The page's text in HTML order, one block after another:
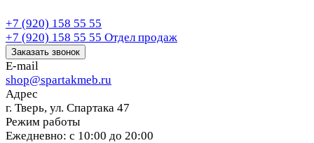
+7 (920) 158 55 55
+7 (920) 158 55 55 Отдел продаж
Заказать звонок
E-mail
shop@spartakmeb.ru
Адрес
г. Тверь, ул. Спартака 47
Режим работы
Ежедневно: с 10:00 до 20:00